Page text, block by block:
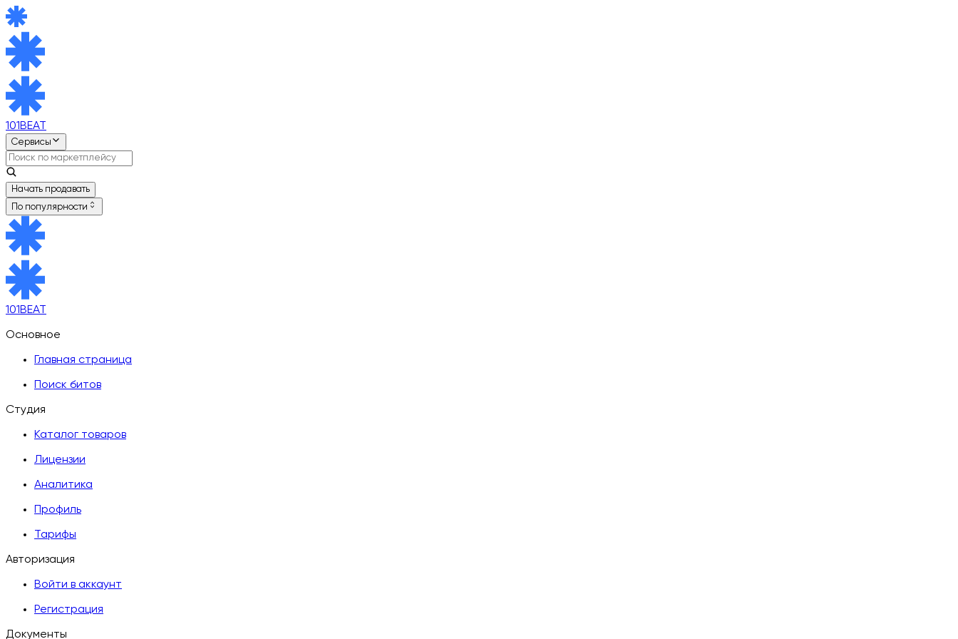
101BEAT
Сервисы
Начать продавать
По популярности
101BEAT
Основное
Главная страница
Поиск битов
Студия
Каталог товаров
Лицензии
Аналитика
Профиль
Тарифы
Авторизация
Войти в аккаунт
Регистрация
Документы